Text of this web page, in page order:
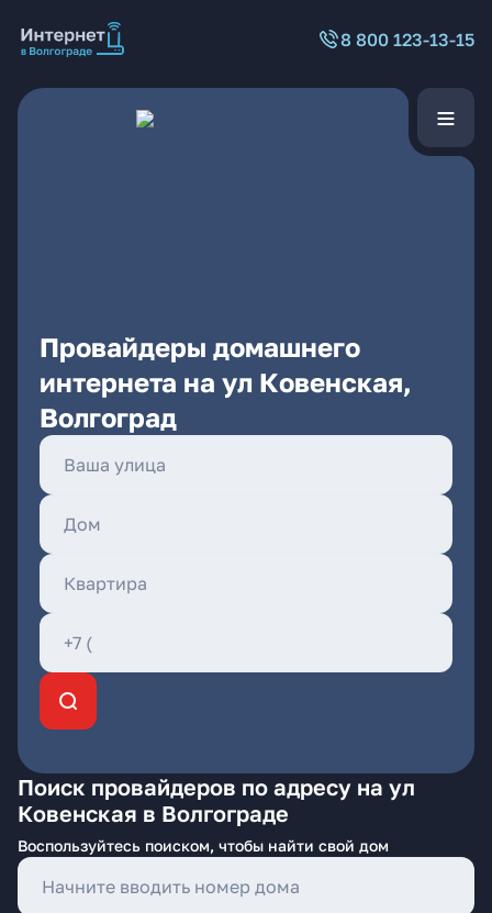
8 800 123-13-15
Провайдеры домашнего
интернета на ул Ковенская,
Волгоград
Поиск провайдеров по адресу на ул
Ковенская в Волгограде
Воспользуйтесь поиском, чтобы найти свой дом